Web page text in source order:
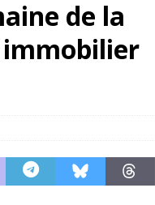
de la
immobilier